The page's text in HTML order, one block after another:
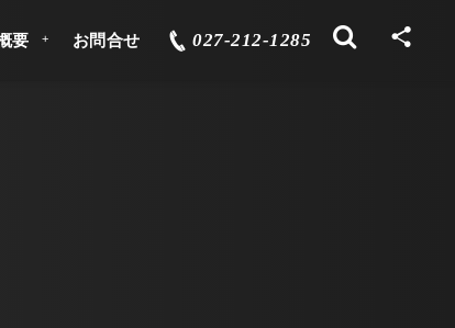
要 お問合せ 027-212-1285